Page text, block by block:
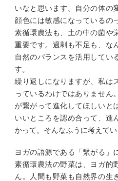
いなと思います。自分の体の
顔色には敏感になっているの
素循環農法も、土の中の菌や
重要です。過剰も不足も、な
自然のバランスを活用してい
す。
繰り返しになりますが、私は
っているわけではありません
が繋がって進化してほしいと
いいところを認め合って、進
かって。そんなふうに考えてい
ヨガの語源である「繋がる」
素循環農法の野菜は、ヨガ的
ん。人間も野菜も自然界の生